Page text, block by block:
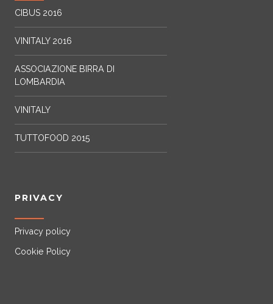
CIBUS 2016
VINITALY 2016
ASSOCIAZIONE BIRRA DI
LOMBARDIA
VINITALY
TUTTOFOOD 2015
PRIVACY
Privacy policy
Cookie Policy